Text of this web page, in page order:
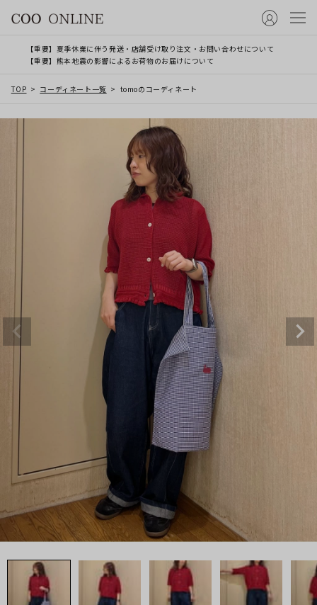
【重要】夏季休業に伴う発送・店舗受け取り注文・お問い合わせについて
【重要】熊本地震の影響によるお荷物のお届けについて
TOP コーディネート一覧 tomoのコーディネート